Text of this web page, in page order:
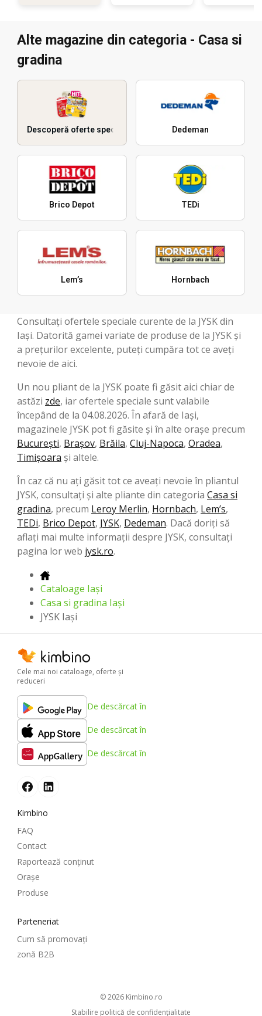
Alte magazine din categoria - Casa si
gradina
Descoperă oferte speciale Dedeman
Brico Depot TEDi
Lem’s Hornbach
Consultați ofertele speciale curente de la JYSK din
Iași. Datorită gamei variate de produse de la JYSK și
a prețurilor excelente, puteți cumpăra tot ce aveți
nevoie de aici.
Un nou pliant de la JYSK poate fi găsit aici chiar de
astăzi zde, iar ofertele speciale sunt valabile
începând de la 04.08.2026. În afară de Iași,
magazinele JYSK pot fi găsite și în alte orașe precum
București, Brașov, Brăila, Cluj-Napoca, Oradea,
Timișoara și altele.
În caz că nu ați găsit tot ce aveați nevoie în pliantul
JYSK, consultați și alte pliante din categoria Casa si
gradina, precum Leroy Merlin, Hornbach, Lem’s,
TEDi, Brico Depot, JYSK, Dedeman. Dacă doriți să
aflați mai multe informații despre JYSK, consultați
pagina lor web jysk.ro.
Cataloage Iași
Casa si gradina Iași
JYSK Iași
Cele mai noi cataloage, oferte şi
reduceri
De descărcat în
De descărcat în
De descărcat în
Kimbino
FAQ
Contact
Raportează conținut
Oraşe
Produse
Parteneriat
Cum să promovați
zonă B2B
© 2026 kimbino.ro
Stabilire politică de confidenţialitate